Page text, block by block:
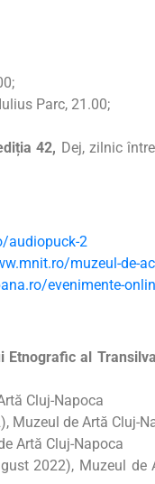
Parc, 21.00;
42, Dej, zilnic
audiopuck-2
muzeul-de-
evenimente-
Etnografic al
Cluj-Napoca
Muzeul de Artă Cluj-
Artă Cluj-Napoca
2022), Muzeul de